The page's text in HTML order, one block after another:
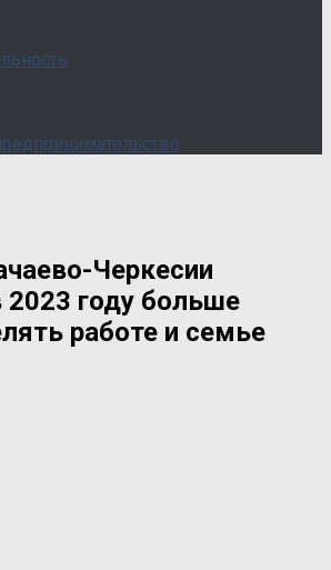
Черкесии
2023 году больше
работе и семье